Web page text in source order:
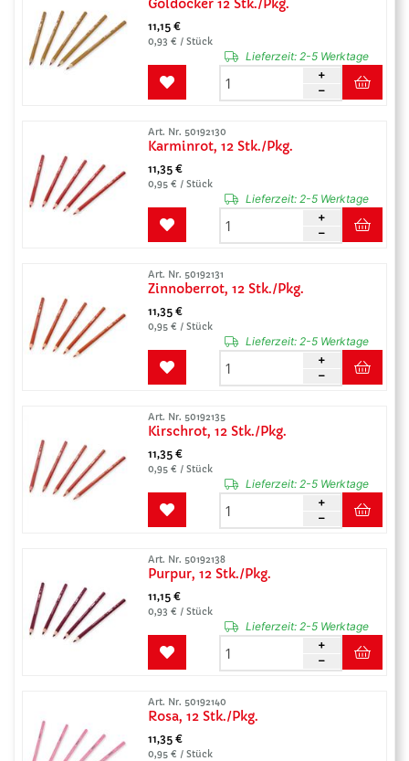
Goldocker 12 Stk./Pkg.
11,15 €
0,93 € / Stück
Lieferzeit:2-5 Werktage
Art. Nr. 50192130
Karminrot, 12 Stk./Pkg.
11,35 €
0,95 € / Stück
Lieferzeit:2-5 Werktage
Art. Nr. 50192131
Zinnoberrot, 12 Stk./Pkg.
11,35 €
0,95 € / Stück
Lieferzeit:2-5 Werktage
Art. Nr. 50192135
Kirschrot, 12 Stk./Pkg.
11,35 €
0,95 € / Stück
Lieferzeit:2-5 Werktage
Art. Nr. 50192138
Purpur, 12 Stk./Pkg.
11,15 €
0,93 € / Stück
Lieferzeit:2-5 Werktage
Art. Nr. 50192140
Rosa, 12 Stk./Pkg.
11,35 €
0,95 € / Stück